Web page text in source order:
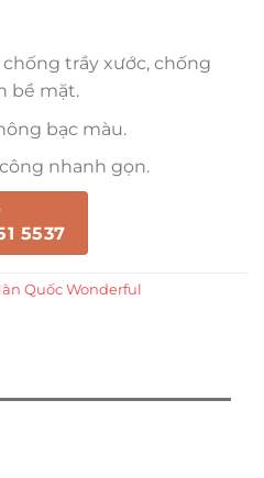
trầy xước, chống
bề mặt.
bạc màu.
nhanh gọn.
5537
Quốc Wonderful